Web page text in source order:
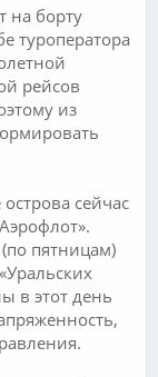
на борту
туроператора
рейсов
из
сейчас
пятницам)
в этот день